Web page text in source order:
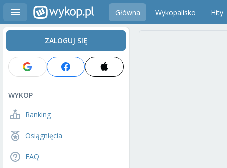
Główna Wykopalisko Hity
ZALOGUJ SIĘ
WYKOP
Ranking
Osiągnięcia
FAQ